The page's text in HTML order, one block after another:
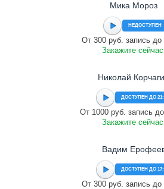
Мика Мороз
НЕДОСТУПЕН
От 300 руб. запись до
Закажите
Николай
ДОСТУПЕН ДО
От 1000 руб. запись
Закажите
Вадим
ДОСТУПЕН ДО
От 300 руб. запись до